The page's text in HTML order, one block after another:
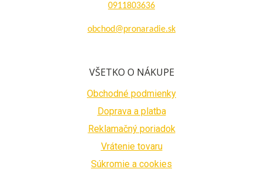
0911803636
obchod@pronaradie.sk
VŠETKO O NÁKUPE
Obchodné podmienky
Doprava a platba
Reklamačný poriadok
Vrátenie tovaru
Súkromie a cookies